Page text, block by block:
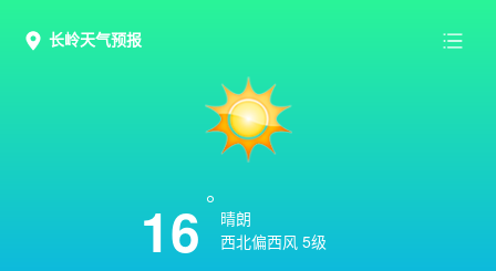
长岭天气预报
16
晴朗
西北偏西风 5级